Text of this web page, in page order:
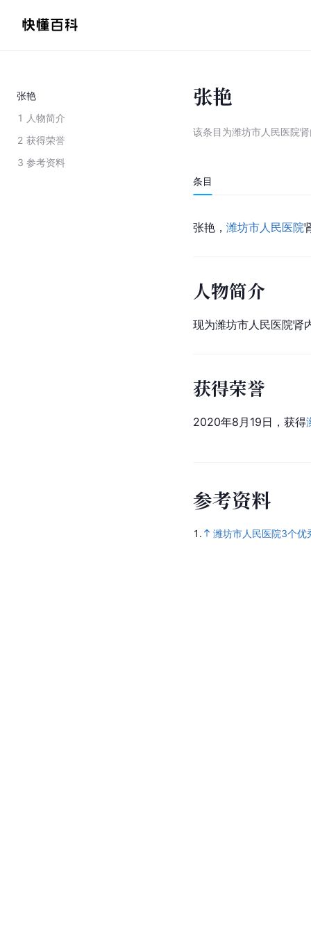
张艳
1 人物简介
2 获得荣誉
3 参考资料
张艳
该条目为潍坊市人民医院
条目
张艳， 潍坊市人民医院
人物简介
现为潍坊市人民医院肾
获得荣誉
2020年8月19日，获得
参考资料
1. 潍坊市人民医院3个优